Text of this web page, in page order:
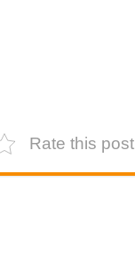
Rate this post